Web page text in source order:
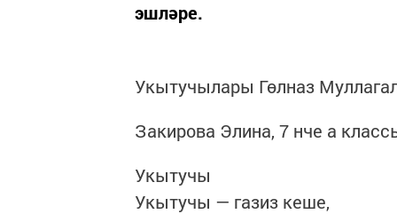
эшләре.
Укытучылары Гөлназ
Закирова Элина, 7 нче а
Укытучы
Укытучы — газиз кеше,